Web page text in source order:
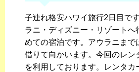
子連れ格安ハワイ旅行2日目で
ラニ・ディズニー・リゾートへ
めての宿泊です。アウラニまで
借りて向かいます。今回のレン
を利用しております。レンタカ